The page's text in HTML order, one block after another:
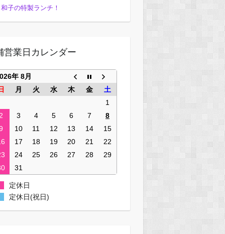
和子の特製ランチ！
営業日カレンダー
年 8月
月 火 水 木 金
土
1
3 4 5 6 7
8
10 11 12 13 14
15
17 18 19 20 21
22
24 25 26 27 28
29
31
定休日
定休日(祝日)